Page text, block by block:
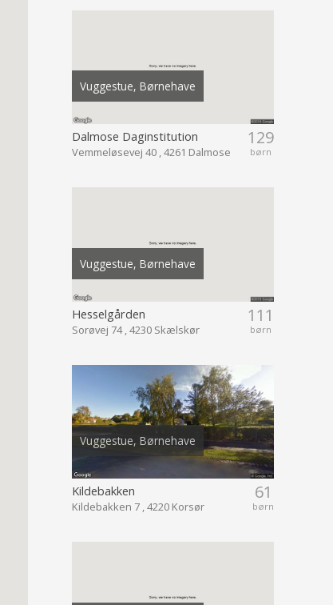
Vuggestue, Børnehave
129
børn
Dalmose Daginstitution
Vemmeløsevej 40 , 4261 Dalmose
Vuggestue, Børnehave
111
børn
Hesselgården
Sorøvej 74 , 4230 Skælskør
Vuggestue, Børnehave
61
børn
Kildebakken
Kildebakken 7 , 4220 Korsør